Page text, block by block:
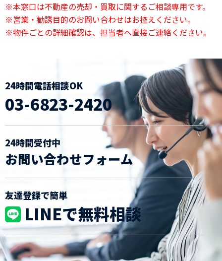
※本窓口は不動産の売却・買取に関するご相談専用です。
※営業・勧誘目的のお問い合わせはお控えください。
※物件ごとの詳細確認は、担当者へ直接ご連絡ください。
24時間電話相談OK
03-6823-2420
24時間受付中
お問い合わせフォーム
友達登録で簡単
LINEで無料相談